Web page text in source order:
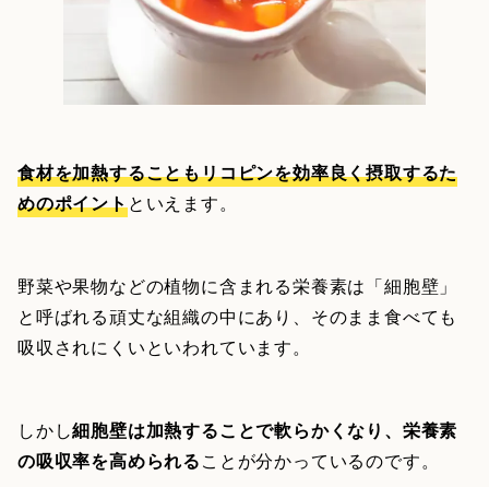
食材を加熱することもリコピンを効率良く摂取するた
めのポイントといえます。
野菜や果物などの植物に含まれる栄養素は「細胞壁」
と呼ばれる頑丈な組織の中にあり、そのまま食べても
吸収されにくいといわれています。
しかし細胞壁は加熱することで軟らかくなり、栄養素
の吸収率を高められることが分かっているのです。